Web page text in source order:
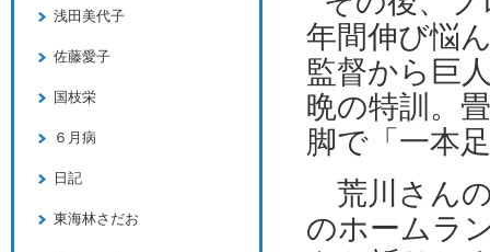
年間伸び悩
監督から巨
晩の特訓。
脚で「一本
荒川さん
のホームラ
浅田美代子
佐藤愛子
国枝栄
６月病
日記
東海林さだお